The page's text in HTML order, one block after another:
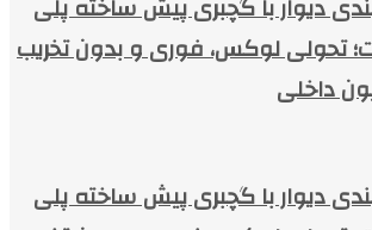
دیوار با گچبری پیش ساخته پلی
تحولی لوکس، فوری و بدون تخریب
داخلی
دیوار با گچبری پیش ساخته پلی